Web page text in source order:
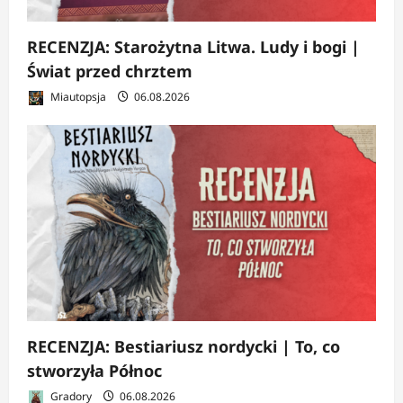
RECENZJA: Starożytna Litwa. Ludy i bogi |
Świat przed chrztem
Miautopsja 06.08.2026
RECENZJA: Bestiariusz nordycki | To, co
stworzyła Północ
Gradory 06.08.2026